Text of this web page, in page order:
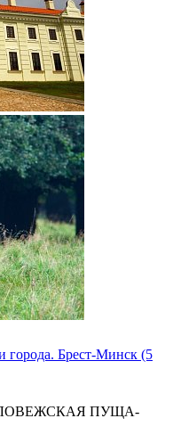
города. Брест-Минск (5
ПУЩА-